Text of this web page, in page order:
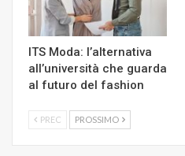
ITS Moda: l’alternativa
all’università che guarda
al futuro del fashion
PREC PROSSIMO